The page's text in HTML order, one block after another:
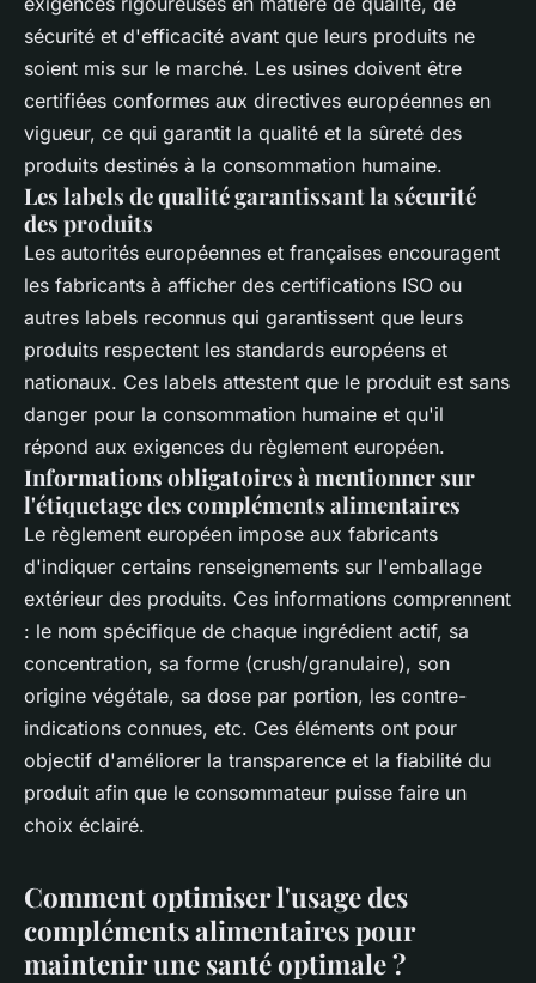
sécurité et d'efficacité avant que leurs produits ne
soient mis sur le marché. Les usines doivent être
certifiées conformes aux directives européennes en
vigueur, ce qui garantit la qualité et la sûreté des
produits destinés à la consommation humaine.
Les labels de qualité garantissant la sécurité
des produits
Les autorités européennes et françaises encouragent
les fabricants à afficher des certifications ISO ou
autres labels reconnus qui garantissent que leurs
produits respectent les standards européens et
nationaux. Ces labels attestent que le produit est sans
danger pour la consommation humaine et qu'il
répond aux exigences du règlement européen.
Informations obligatoires à mentionner sur
l'étiquetage des compléments alimentaires
Le règlement européen impose aux fabricants
d'indiquer certains renseignements sur l'emballage
extérieur des produits. Ces informations comprennent
: le nom spécifique de chaque ingrédient actif, sa
concentration, sa forme (crush/granulaire), son
origine végétale, sa dose par portion, les contre-
indications connues, etc. Ces éléments ont pour
objectif d'améliorer la transparence et la fiabilité du
produit afin que le consommateur puisse faire un
choix éclairé.
Comment optimiser l'usage des
compléments alimentaires pour
maintenir une santé optimale ?